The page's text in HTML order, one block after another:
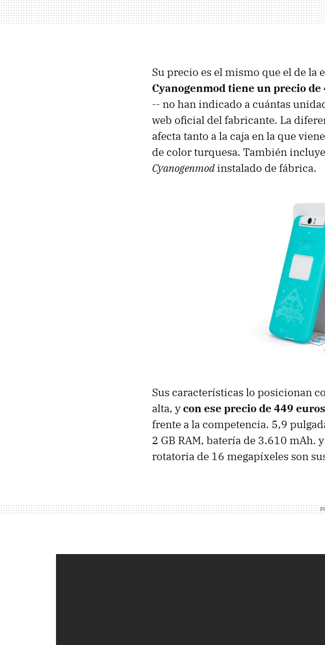
Su precio es el mismo que el de la
Cyanogenmod tiene un precio de
-- no han indicado a cuántas
web oficial del fabricante. La
afecta tanto a la caja en la que
de color turquesa. También
Cyanogenmodinstalado de fábrica.
Sus características lo posicionan
alta, ycon ese precio de 449
frente a la competencia. 5,9
2 GB RAM, batería de 3.610 mAh.
rotatoria de 16 megapíxeles son